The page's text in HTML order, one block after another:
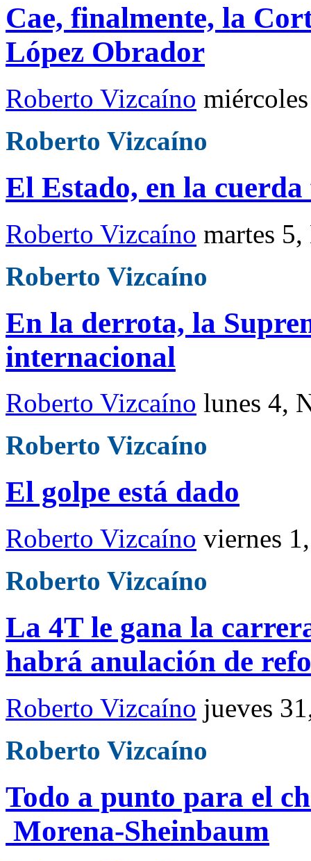
Cae, finalmente, la
López Obrador
Roberto Vizcaíno
Roberto Vizcaíno
El Estado, en la
Roberto Vizcaíno martes
Roberto Vizcaíno
En la derrota, la
internacional
Roberto Vizcaíno lunes 4,
Roberto Vizcaíno
El golpe está dado
Roberto Vizcaíno viernes
Roberto Vizcaíno
La 4T le gana la
habrá anulación de
Roberto Vizcaíno jueves
Roberto Vizcaíno
Todo a punto para el
Morena-Sheinbaum